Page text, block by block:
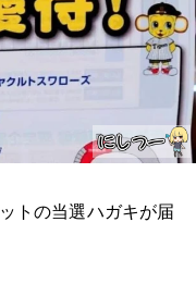
トの当選ハガキが届